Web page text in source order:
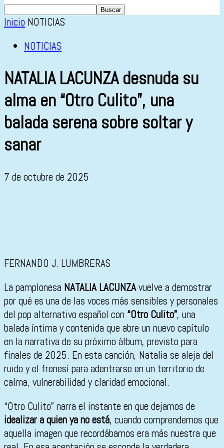
Inicio NOTICIAS
NOTICIAS
NATALIA LACUNZA desnuda su
alma en “Otro Culito”, una
balada serena sobre soltar y
sanar
7 de octubre de 2025
FERNANDO J. LUMBRERAS
La pamplonesa NATALIA LACUNZAvuelve a demostrar
por qué es una de las voces más sensibles y personales
del pop alternativo español con “Otro Culito”, una
balada íntima y contenida que abre un nuevo capítulo
en la narrativa de su próximo álbum, previsto para
finales de 2025. En esta canción, Natalia se aleja del
ruido y el frenesí para adentrarse en un territorio de
calma, vulnerabilidad y claridad emocional.
“Otro Culito” narra el instante en que dejamos de
idealizar a quien ya no está, cuando comprendemos que
aquella imagen que recordábamos era más nuestra que